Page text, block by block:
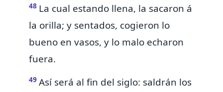
48 La cual estando llena, la sacaron á
la orilla; y sentados, cogieron lo
bueno en vasos, y lo malo echaron
fuera.
49 Así será al fin del siglo: saldrán los